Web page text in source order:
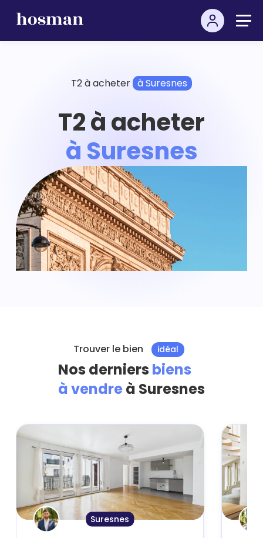
T2 à acheter à Suresnes
T2 à acheter
à Suresnes
Trouver le bien idéal
Nos derniers biens
à vendre à Suresnes
Suresnes